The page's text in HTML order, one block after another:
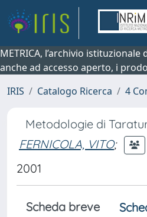
METRICA, l’archivio
anche ad accesso aperto, i
IRIS
Catalogo Ricerca 4
Metodologie di
FERNICOLA, VITO;
2001
Scheda breve